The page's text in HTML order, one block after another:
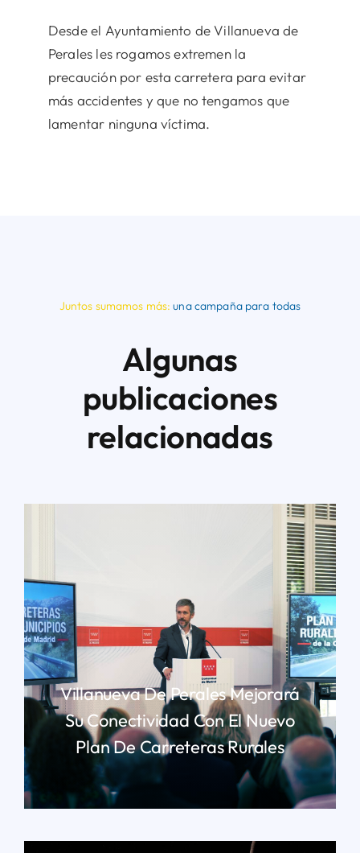
Desde el Ayuntamiento de Villanueva de
Perales les rogamos extremen la
precaución por esta carretera para evitar
más accidentes y que no tengamos que
lamentar ninguna víctima.
Juntos sumamos más:una campaña para todas
Algunas
publicaciones
relacionadas
Villanueva De Perales Mejorará
Su Conectividad Con El Nuevo
Plan De Carreteras Rurales
LEER MÁS